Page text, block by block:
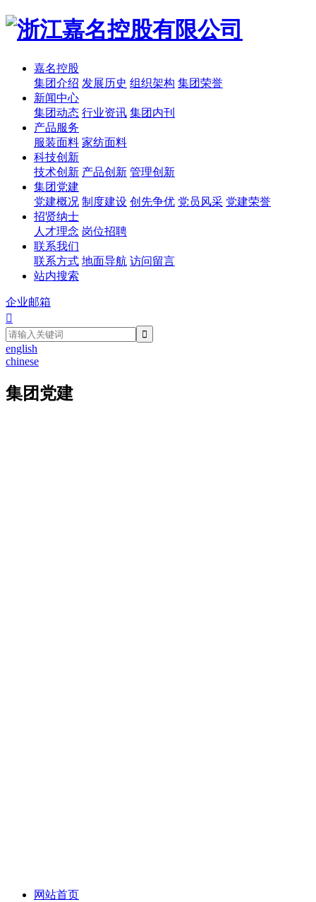
嘉名控股
集团介绍 发展历史 组织架构 集团荣誉
新闻中心
集团动态 行业资讯 集团内刊
产品服务
服装面料 家纺面料
科技创新
技术创新 产品创新 管理创新
集团党建
党建概况 制度建设 创先争优 党员风采 党建荣誉
招贤纳士
人才理念 岗位招聘
联系我们
联系方式 地面导航 访问留言
站内搜索
企业邮箱

english
chinese
集团党建
网站首页